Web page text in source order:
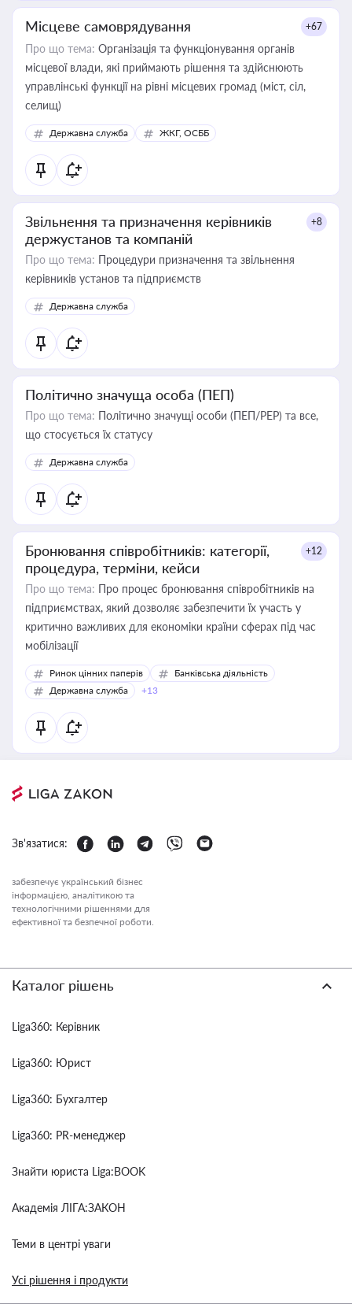
Місцеве самоврядування +67
Про що тема: Організація та функціонування органів
місцевої влади, які приймають рішення та здійснюють
управлінські функції на рівні місцевих громад (міст, сіл,
селищ)
Державна служба ЖКГ, ОСББ
Звільнення та призначення керівників
держустанов та компаній
+8
Про що тема: Процедури призначення та звільнення
керівників установ та підприємств
Державна служба
Політично значуща особа (ПЕП)
Про що тема: Політично значущі особи (ПЕП/PEP) та все,
що стосується їх статусу
Державна служба
Бронювання співробітників: категорії,
процедура, терміни, кейси
+12
Про що тема: Про процес бронювання співробітників на
підприємствах, який дозволяє забезпечити їх участь у
критично важливих для економіки країни сферах під час
мобілізації
Ринок цінних паперів
Банківська діяльність
Державна служба
+13
Зв'язатися:
забезпечує український бізнес
інформацією, аналітикою та
технологічними рішеннями для
ефективної та безпечної роботи.
Каталог рішень
Liga360: Керівник
Liga360: Юрист
Liga360: Бухгалтер
Liga360: PR-менеджер
Знайти юриста Liga:BOOK
Академія ЛІГА:ЗАКОН
Теми в центрі уваги
Усі рішення і продукти